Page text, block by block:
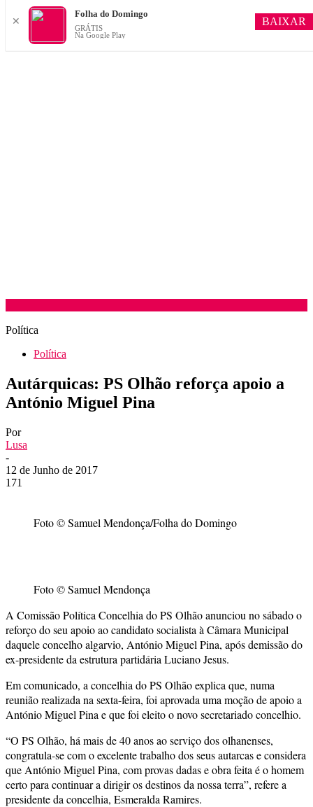
Política
Política
Autárquicas: PS Olhão reforça apoio a
António Miguel Pina
Por
Lusa
-
12 de Junho de 2017
171
Foto © Samuel Mendonça/Folha do Domingo
Foto © Samuel Mendonça
A Comissão Política Concelhia do PS Olhão anunciou no sábado o
reforço do seu apoio ao candidato socialista à Câmara Municipal
daquele concelho algarvio, António Miguel Pina, após demissão do
ex-presidente da estrutura partidária Luciano Jesus.
Em comunicado, a concelhia do PS Olhão explica que, numa
reunião realizada na sexta-feira, foi aprovada uma moção de apoio a
António Miguel Pina e que foi eleito o novo secretariado concelhio.
“O PS Olhão, há mais de 40 anos ao serviço dos olhanenses,
congratula-se com o excelente trabalho dos seus autarcas e considera
que António Miguel Pina, com provas dadas e obra feita é o homem
certo para continuar a dirigir os destinos da nossa terra”, refere a
presidente da concelhia, Esmeralda Ramires.
✕
Folha do Domingo
GRÁTIS
Na Google Play
BAIXAR